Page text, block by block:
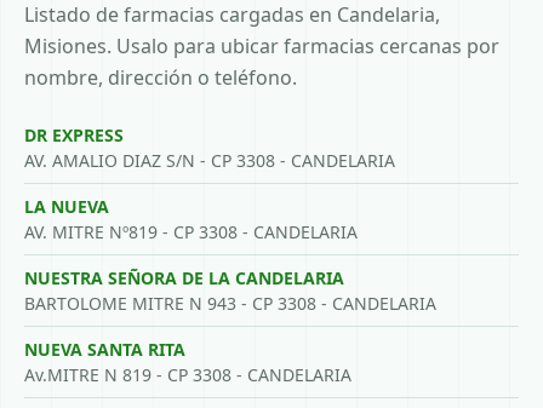
Listado de farmacias cargadas en Candelaria,
Misiones. Usalo para ubicar farmacias cercanas por
nombre, dirección o teléfono.
DR EXPRESS
AV. AMALIO DIAZ S/N - CP 3308 - CANDELARIA
LA NUEVA
AV. MITRE Nº819 - CP 3308 - CANDELARIA
NUESTRA SEÑORA DE LA CANDELARIA
BARTOLOME MITRE N 943 - CP 3308 - CANDELARIA
NUEVA SANTA RITA
Av.MITRE N 819 - CP 3308 - CANDELARIA